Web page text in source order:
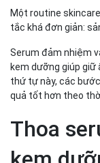
Một routine
tắc khá đơn giản:
Serum đảm nhiệm
kem dưỡng giúp giữ
thứ tự này, các
quả tốt hơn theo
Thoa